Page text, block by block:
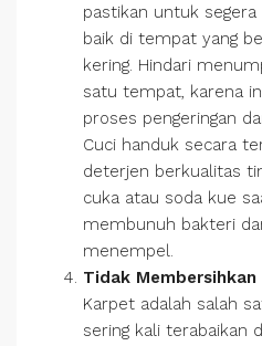
pastikan untuk segera
baik di tempat yang
kering. Hindari
satu tempat, karena
proses pengeringan
Cuci handuk secara
deterjen berkualitas
cuka atau soda kue
membunuh bakteri
menempel.
Tidak Membersihkan
Karpet adalah salah
sering kali terabaikan